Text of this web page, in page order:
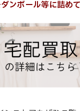
ンボール等に詰め